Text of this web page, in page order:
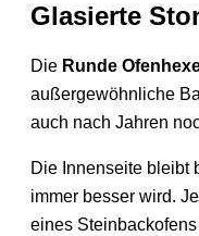
Glasierte
Die Runde
außergewöhnliche
auch nach Jahren
Die Innenseite bleibt
immer besser wird.
eines